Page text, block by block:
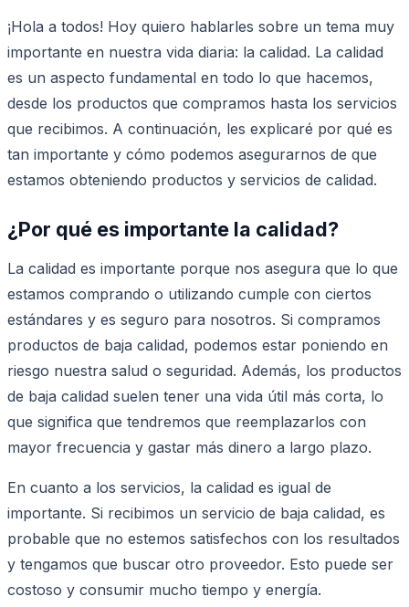
¡Hola a todos! Hoy quiero hablarles sobre un tema muy
importante en nuestra vida diaria: la calidad. La calidad
es un aspecto fundamental en todo lo que hacemos,
desde los productos que compramos hasta los servicios
que recibimos. A continuación, les explicaré por qué es
tan importante y cómo podemos asegurarnos de que
estamos obteniendo productos y servicios de calidad.
¿Por qué es importante la calidad?
La calidad es importante porque nos asegura que lo que
estamos comprando o utilizando cumple con ciertos
estándares y es seguro para nosotros. Si compramos
productos de baja calidad, podemos estar poniendo en
riesgo nuestra salud o seguridad. Además, los productos
de baja calidad suelen tener una vida útil más corta, lo
que significa que tendremos que reemplazarlos con
mayor frecuencia y gastar más dinero a largo plazo.
En cuanto a los servicios, la calidad es igual de
importante. Si recibimos un servicio de baja calidad, es
probable que no estemos satisfechos con los resultados
y tengamos que buscar otro proveedor. Esto puede ser
costoso y consumir mucho tiempo y energía.